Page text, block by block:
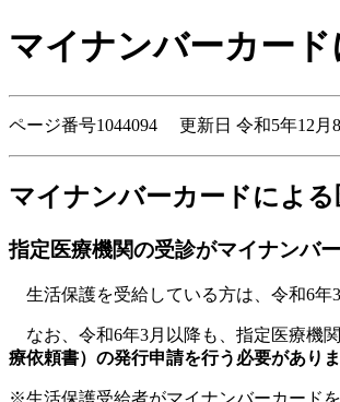
マイナンバーカー
ページ番号1044094 更新日 令和5年12月8
マイナンバーカードによ
指定医療機関の受診がマイナンバ
生活保護を受給している方は、令和6年
なお、令和6年3月以降も、指定医療機
療依頼書）の発行申請を行う必要があり